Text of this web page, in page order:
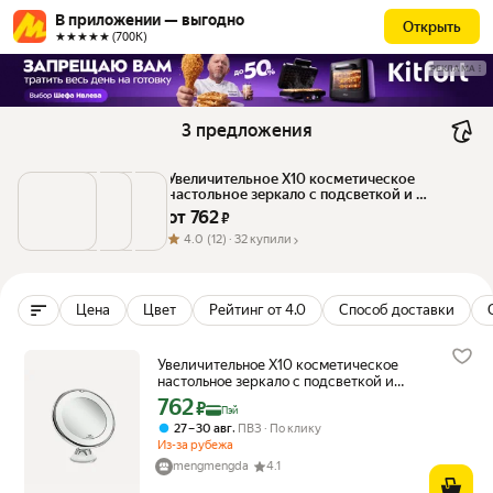
В приложении — выгодно
★★★★★ (700К)
Открыть
РЕКЛАМА
3 предложения
Увеличительное Х10 косметическое
настольное зеркало с подсветкой и
лампочками для макияжа на подставке
от 762 ₽
4.0 (12) · 32 купили
Цена Цвет Рейтинг от 4.0 Способ доставки
Увеличительное Х10 косметическое
настольное зеркало с подсветкой и
лампочками для макияжа на подставке
Цена с картой Яндекс Пэй 762 ₽ вместо
762₽ Пэй
27 – 30 авг, ПВЗ
По клику
Из-за рубежа
mengmengda
4.1